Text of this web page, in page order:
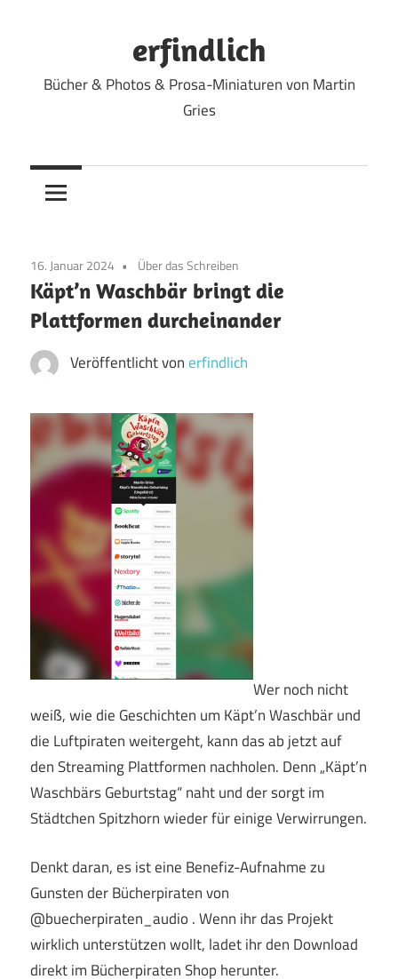
erfindlich
Bücher & Photos & Prosa-Miniaturen von Martin
Gries
16. Januar 2024 Über das Schreiben
Käpt’n Waschbär bringt die
Plattformen durcheinander
Veröffentlicht vonerfindlich
Wer noch nicht
weiß, wie die Geschichten um Käpt’n Waschbär und
die Luftpiraten weitergeht, kann das ab jetzt auf
den Streaming Plattformen nachholen. Denn „Käpt’n
Waschbärs Geburtstag“ naht und der sorgt im
Städtchen Spitzhorn wieder für einige Verwirrungen.
Denkt daran, es ist eine Benefiz-Aufnahme zu
Gunsten der Bücherpiraten von
@buecherpiraten_audio . Wenn ihr das Projekt
wirklich unterstützen wollt, ladet ihr den Download
direkt im Bücherpiraten Shop herunter.